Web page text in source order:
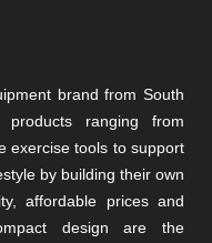
brand from South
products ranging from
exercise tools to support
by building their own
affordable prices and
design are the